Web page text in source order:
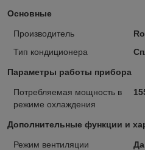
Основные
Производитель
Тип кондиционера
Параметры работы прибора
Потребляемая мощность в
режиме охлаждения
Дополнительные функции и
Режим вентиляции Да